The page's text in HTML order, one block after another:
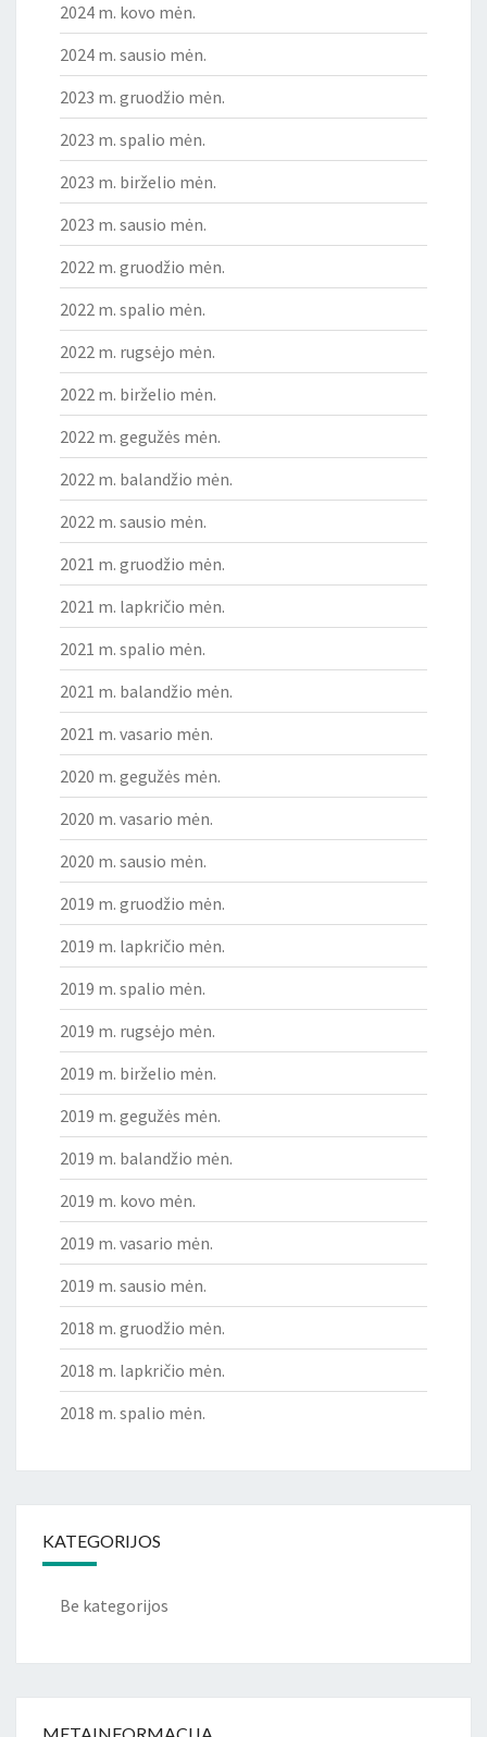
2024 m. kovo mėn.
2024 m. sausio mėn.
2023 m. gruodžio mėn.
2023 m. spalio mėn.
2023 m. birželio mėn.
2023 m. sausio mėn.
2022 m. gruodžio mėn.
2022 m. spalio mėn.
2022 m. rugsėjo mėn.
2022 m. birželio mėn.
2022 m. gegužės mėn.
2022 m. balandžio mėn.
2022 m. sausio mėn.
2021 m. gruodžio mėn.
2021 m. lapkričio mėn.
2021 m. spalio mėn.
2021 m. balandžio mėn.
2021 m. vasario mėn.
2020 m. gegužės mėn.
2020 m. vasario mėn.
2020 m. sausio mėn.
2019 m. gruodžio mėn.
2019 m. lapkričio mėn.
2019 m. spalio mėn.
2019 m. rugsėjo mėn.
2019 m. birželio mėn.
2019 m. gegužės mėn.
2019 m. balandžio mėn.
2019 m. kovo mėn.
2019 m. vasario mėn.
2019 m. sausio mėn.
2018 m. gruodžio mėn.
2018 m. lapkričio mėn.
2018 m. spalio mėn.
KATEGORIJOS
Be kategorijos